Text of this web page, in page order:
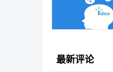
最新评论